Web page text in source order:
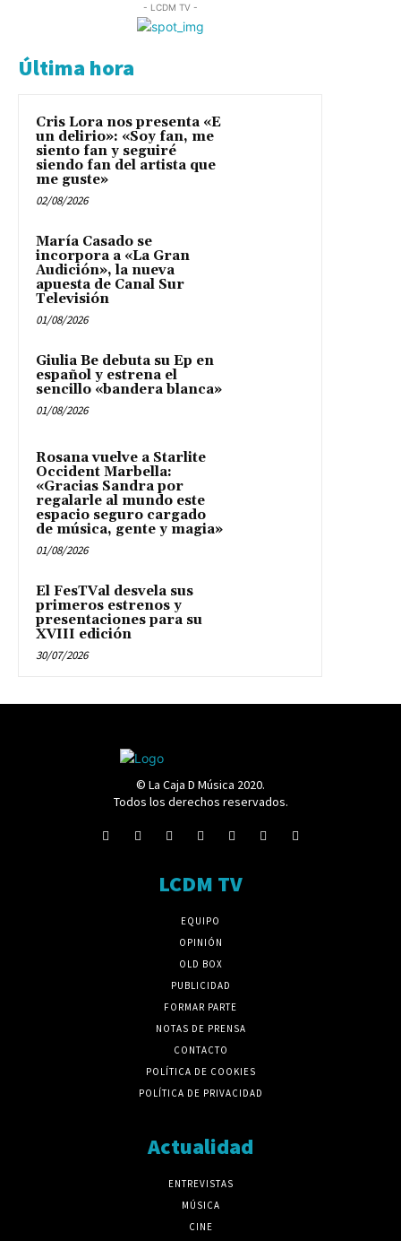
- LCDM TV -
Última hora
Cris Lora nos presenta «E
un delirio»: «Soy fan, me
siento fan y seguiré
siendo fan del artista que
me guste»
02/08/2026
María Casado se
incorpora a «La Gran
Audición», la nueva
apuesta de Canal Sur
Televisión
01/08/2026
Giulia Be debuta su Ep en
español y estrena el
sencillo «bandera blanca»
01/08/2026
Rosana vuelve a Starlite
Occident Marbella:
«Gracias Sandra por
regalarle al mundo este
espacio seguro cargado
de música, gente y magia»
01/08/2026
El FesTVal desvela sus
primeros estrenos y
presentaciones para su
XVIII edición
30/07/2026
© La Caja D Música 2020.
Todos los derechos reservados.
LCDM TV
EQUIPO
OPINIÓN
OLD BOX
PUBLICIDAD
FORMAR PARTE
NOTAS DE PRENSA
CONTACTO
POLÍTICA DE COOKIES
POLÍTICA DE PRIVACIDAD
Actualidad
ENTREVISTAS
MÚSICA
CINE